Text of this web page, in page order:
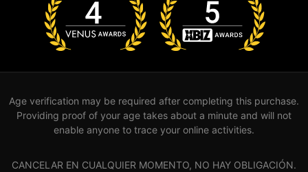
Age verification may be required after completing this purchase.
Providing proof of your age takes about a minute and will not
enable anyone to trace your online activities.
CANCELAR EN CUALQUIER MOMENTO, NO HAY OBLIGACIÓN.